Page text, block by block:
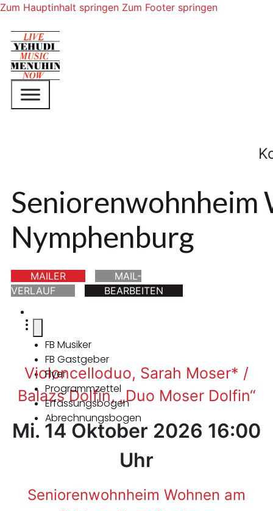
Zum Hauptinhalt springen Zum Footer springen
Seniorenwohnheim
Nymphenburg
MAILER
MAIL-
VERLAUF
BEARBEITEN
FB Musiker
FB Gastgeber
Flyer
Programmzettel
Erfassungsbogen
Abrechnungsbogen
Violoncelloduo, Sarah Moser* /
Balazs Dolfin, „Duo Moser Dolfin“
Mi. 14 Oktober 2026 16:00
Uhr
Seniorenwohnheim Wohnen am